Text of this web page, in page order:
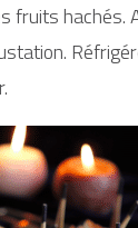
fruits hachés.